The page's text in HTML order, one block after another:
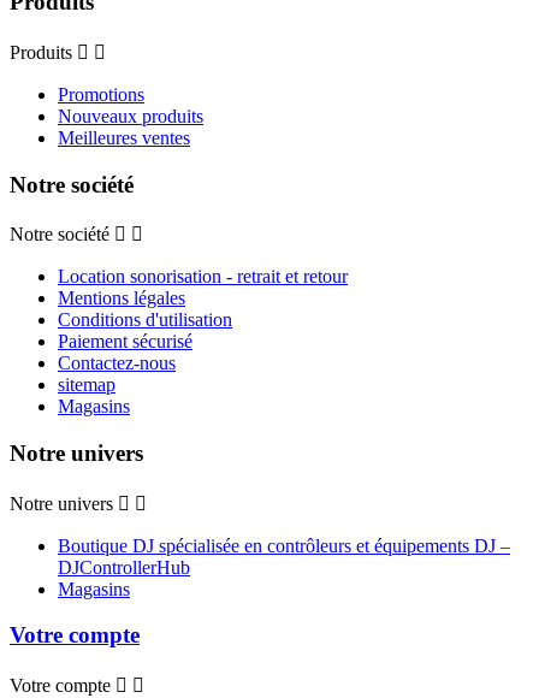
Produits  
Promotions
Nouveaux produits
Meilleures ventes
Notre société
Notre société  
Location sonorisation - retrait et retour
Mentions légales
Conditions d'utilisation
Paiement sécurisé
Contactez-nous
sitemap
Magasins
Notre univers
Notre univers  
Boutique DJ spécialisée en contrôleurs et équipements DJ –
DJControllerHub
Magasins
Votre compte
Votre compte  